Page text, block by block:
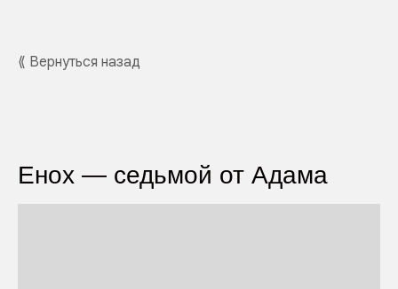
⟪ Вернуться назад
Енох — седьмой от Адама